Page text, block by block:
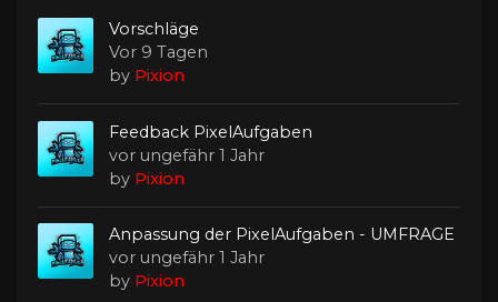
Vorschläge
Vor 9 Tagen
by Pixion
Feedback PixelAufgaben
vor ungefähr 1 Jahr
by Pixion
Anpassung der PixelAufgaben - UMFRAGE
vor ungefähr 1 Jahr
by Pixion